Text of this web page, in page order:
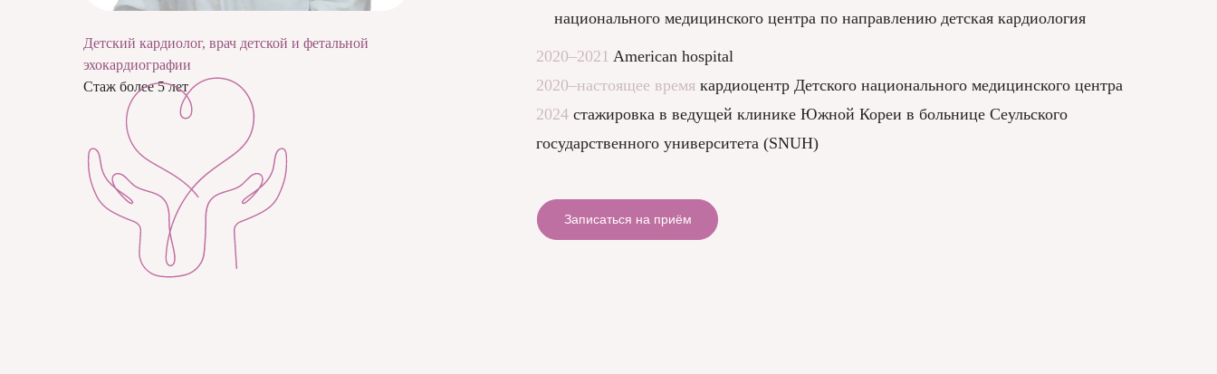
Детский кардиолог, врач детской и фетальной
эхокардиографии
Стаж более 5 лет
национального медицинского центра по направлению детская кардиология
2020–2021 American hospital
2020–настоящее время кардиоцентр Детского национального медицинского центра
2024 стажировка в ведущей клинике Южной Кореи в больнице Сеульского
государственного университета (SNUH)
Записаться на приём